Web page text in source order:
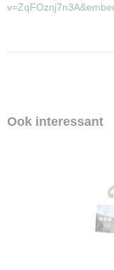
Ook interessant